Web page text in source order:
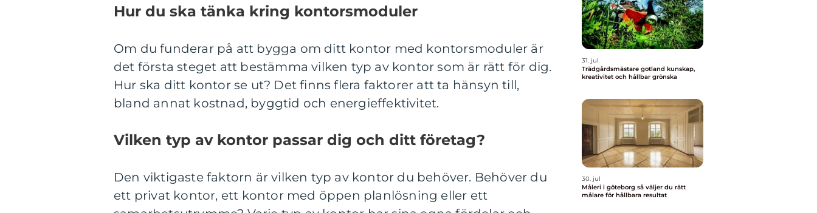
Hur du ska tänka kring kontorsmoduler
Om du funderar på att bygga om ditt kontor med kontorsmoduler är
det första steget att bestämma vilken typ av kontor som är rätt för dig.
Hur ska ditt kontor se ut? Det finns flera faktorer att ta hänsyn till,
bland annat kostnad, byggtid och energieffektivitet.
Vilken typ av kontor passar dig och ditt företag?
Den viktigaste faktorn är vilken typ av kontor du behöver. Behöver du
ett privat kontor, ett kontor med öppen planlösning eller ett
31. jul
Trädgårdsmästare gotland kunskap,
kreativitet och hållbar grönska
30. jul
Måleri i göteborg så väljer du rätt
målare för hållbara resultat